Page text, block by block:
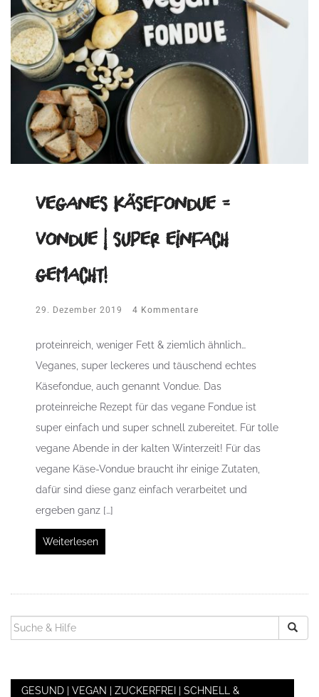
Veganes Käsefondue =
Vondue | super einfach
gemacht!
29. Dezember 2019 4 Kommentare
proteinreich, weniger Fett & ziemlich ähnlich…
Veganes, super leckeres und täuschend echtes
Käsefondue, auch genannt Vondue. Das
proteinreiche Rezept für das vegane Fondue ist
super einfach und super schnell zubereitet. Für tolle
vegane Abende in der kalten Winterzeit! Für das
vegane Käse-Vondue braucht ihr einige Zutaten,
dafür sind diese ganz einfach verarbeitet und
ergeben ganz […]
Weiterlesen
SUCHEN
NACH:
GESUND | VEGAN | ZUCKERFREI | SCHNELL &